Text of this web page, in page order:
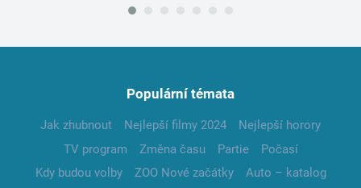
Populární témata
Jak zhubnout Nejlepší filmy 2024
Nejlepší horory
TV program
Změna času Partie
Počasí
Kdy budou volby
ZOO Nové začátky
Auto – katalog